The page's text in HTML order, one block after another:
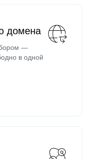
домена
—
в одной